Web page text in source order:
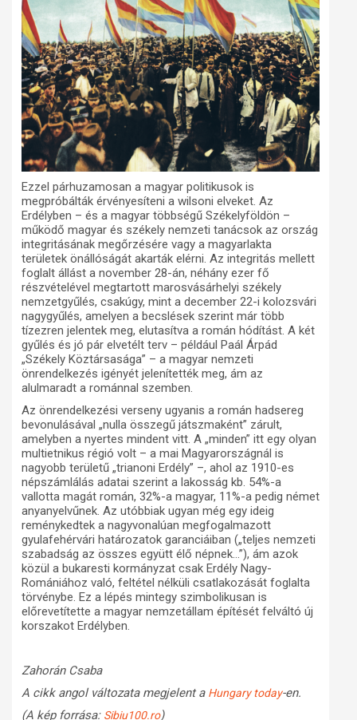
Ezzel párhuzamosan a magyar politikusok is
megpróbálták érvényesíteni a wilsoni elveket. Az
Erdélyben – és a magyar többségű Székelyföldön –
működő magyar és székely nemzeti tanácsok az ország
integritásának megőrzésére vagy a magyarlakta
területek önállóságát akarták elérni. Az integritás mellett
foglalt állást a november 28-án, néhány ezer fő
részvételével megtartott marosvásárhelyi székely
nemzetgyűlés, csakúgy, mint a december 22-i kolozsvári
nagygyűlés, amelyen a becslések szerint már több
tízezren jelentek meg, elutasítva a román hódítást. A két
gyűlés és jó pár elvetélt terv – például Paál Árpád
„Székely Köztársasága” – a magyar nemzeti
önrendelkezés igényét jelenítették meg, ám az
alulmaradt a románnal szemben.
Az önrendelkezési verseny ugyanis a román hadsereg
bevonulásával „nulla összegű játszmaként” zárult,
amelyben a nyertes mindent vitt. A „minden” itt egy olyan
multietnikus régió volt – a mai Magyarországnál is
nagyobb területű „trianoni Erdély” –, ahol az 1910-es
népszámlálás adatai szerint a lakosság kb. 54%-a
vallotta magát román, 32%-a magyar, 11%-a pedig német
anyanyelvűnek. Az utóbbiak ugyan még egy ideig
reménykedtek a nagyvonalúan megfogalmazott
gyulafehérvári határozatok garanciáiban („teljes nemzeti
szabadság az összes együtt élő népnek…”), ám azok
közül a bukaresti kormányzat csak Erdély Nagy-
Romániához való, feltétel nélküli csatlakozását foglalta
törvénybe. Ez a lépés mintegy szimbolikusan is
előrevetítette a magyar nemzetállam építését felváltó új
korszakot Erdélyben.
Zahorán Csaba
A cikk angol változata megjelent a Hungary today-en.
(A kép forrása: Sibiu100.ro)